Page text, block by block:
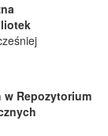
Repozytorium